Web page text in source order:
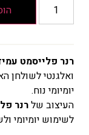
רנר פלייסמט
ואלגנטי
יומיומי נוח.
העיצוב שלרנר
לשימוש יומיומי